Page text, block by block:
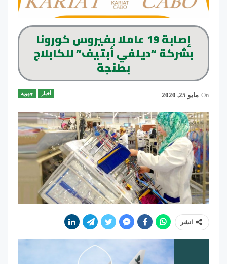
إصابة 19 عاملا بفيروس كورونا
بشركة “ديلفي أبتيف” للكابلاج
بطنجة
أخبار جهوية On مايو 25, 2020
انشر